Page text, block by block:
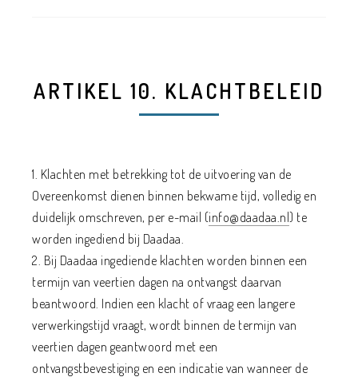
ARTIKEL 10. KLACHTBELEID
1. Klachten met betrekking tot de uitvoering van de
Overeenkomst dienen binnen bekwame tijd, volledig en
duidelijk omschreven, per e-mail (info@daadaa.nl ) te
worden ingediend bij Daadaa.
2. Bij Daadaa ingediende klachten worden binnen een
termijn van veertien dagen na ontvangst daarvan
beantwoord. Indien een klacht of vraag een langere
verwerkingstijd vraagt, wordt binnen de termijn van
veertien dagen geantwoord met een
ontvangstbevestiging en een indicatie van wanneer de